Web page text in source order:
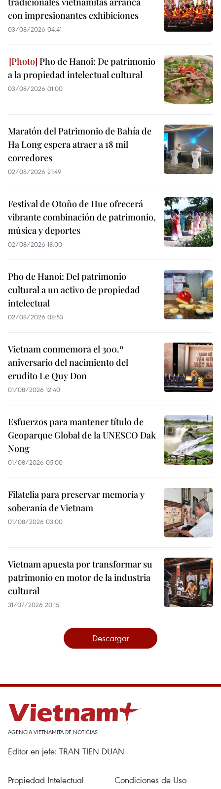
con impresionantes exhibiciones
03/08/2026 04:41
Pho de Hanoi: De patrimonio
a la propiedad intelectual cultural
03/08/2026 01:00
Maratón del Patrimonio de Bahía de
Ha Long espera atraer a 18 mil
corredores
02/08/2026 21:49
Festival de Otoño de Hue ofrecerá
vibrante combinación de patrimonio,
música y deportes
02/08/2026 18:00
Pho de Hanoi: Del patrimonio
cultural a un activo de propiedad
intelectual
02/08/2026 08:53
Vietnam conmemora el 300.º
aniversario del nacimiento del
erudito Le Quy Don
01/08/2026 12:40
Esfuerzos para mantener título de
Geoparque Global de la UNESCO Dak
Nong
01/08/2026 05:00
Filatelia para preservar memoria y
soberanía de Vietnam
01/08/2026 03:00
Vietnam apuesta por transformar su
patrimonio en motor de la industria
cultural
31/07/2026 20:15
Descargar
AGENCIA VIETNAMITA DE NOTICIAS
Editor en jefe: TRAN TIEN DUAN
Propiedad Intelectual Condiciones de Uso